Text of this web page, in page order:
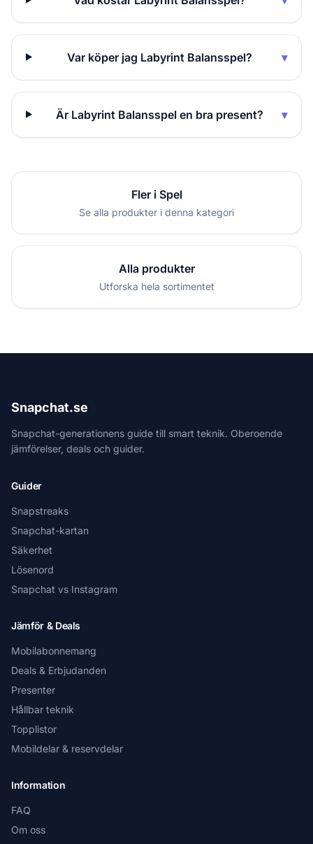
Var köper jag Labyrint Balansspel? ▾
Är Labyrint Balansspel en bra present? ▾
Fler i Spel
Se alla produkter i denna kategori
Alla produkter
Utforska hela sortimentet
Snapchat.se
Snapchat-generationens guide till smart teknik. Oberoende
jämförelser, deals och guider.
Guider
Snapstreaks
Snapchat-kartan
Säkerhet
Lösenord
Snapchat vs Instagram
Jämför & Deals
Mobilabonnemang
Deals & Erbjudanden
Presenter
Hållbar teknik
Topplistor
Mobildelar & reservdelar
Information
FAQ
Om oss